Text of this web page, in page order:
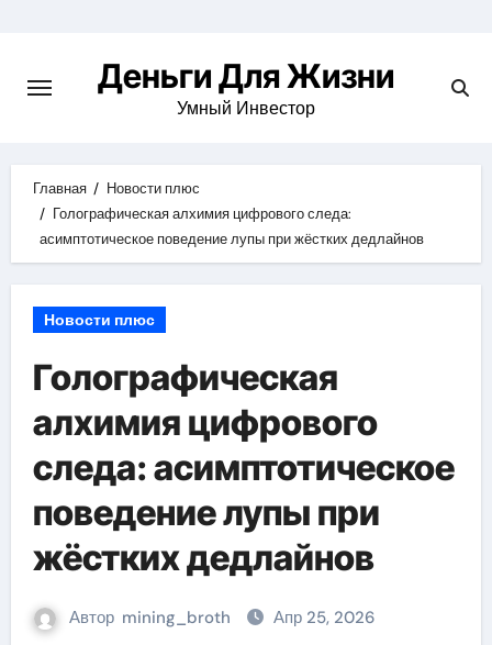
содержимомуДеньги Для Жизни
Умный Инвестор
Главная
Новости плюс
Голографическая алхимия цифрового следа:
асимптотическое поведение лупы при жёстких дедлайнов
Новости плюс
Голографическая
алхимия цифрового
следа: асимптотическое
поведение лупы при
жёстких дедлайнов
Автор mining_broth Апр 25, 2026